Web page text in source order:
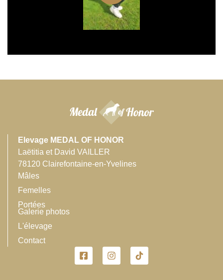
Elevage MEDAL OF HONOR
Laëtitia et David VAILLER
78120 Clairefontaine-en-Yvelines
Mâles
Femelles
Portées
Galerie photos
L'élevage
Contact